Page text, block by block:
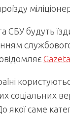
СБУ будуть
саме